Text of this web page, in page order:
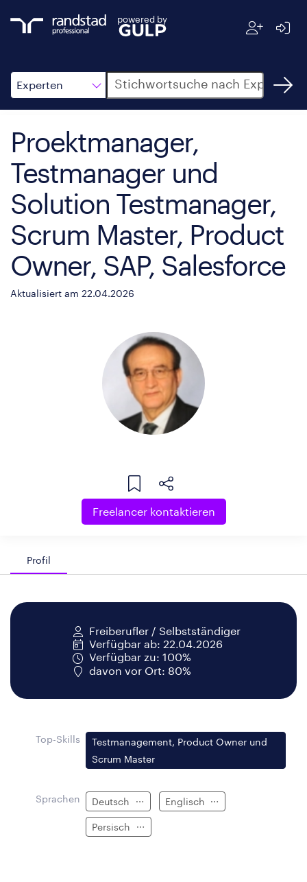
powered by
Experten
Suche
Proektmanager,
Testmanager und
Solution Testmanager,
Scrum Master, Product
Owner, SAP, Salesforce
Aktualisiert am 22.04.2026
Freelancer kontaktieren
Profil
Freiberufler / Selbstständiger
Verfügbar ab: 22.04.2026
Verfügbar zu: 100%
davon vor Ort: 80%
Top-Skills
Testmanagement, Product Owner und
Scrum Master
Sprachen Deutsch Englisch
Persisch